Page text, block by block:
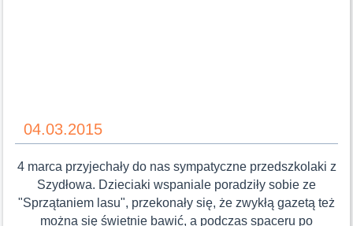
04.03.2015
4 marca przyjechały do nas sympatyczne przedszkolaki z
Szydłowa. Dzieciaki wspaniale poradziły sobie ze
"Sprzątaniem lasu", przekonały się, że zwykłą gazetą też
można się świetnie bawić, a podczas spaceru po